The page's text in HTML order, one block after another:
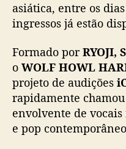
asiática, entre os
ingressos já estão
Formado porRYOJI,
o WOLF HOWL
projeto de audições
rapidamente
envolvente de
e pop